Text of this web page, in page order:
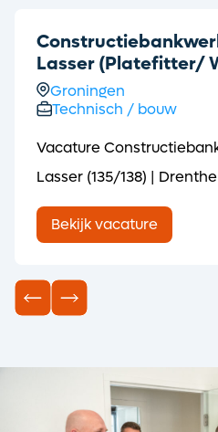
Lasser (Platefitter/
Groningen
Technisch / bouw
Vacature
Lasser (135/138) |
(short English version
opdrachtgever in Drenthe
Constructiebankwerker /
een 135/138-certificaat.
Bekijk vacature